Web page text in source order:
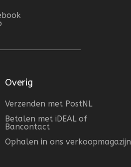
Overig
Verzenden met PostNL
Betalen met iDEAL of
Bancontact
Ophalen in ons verkoopmagazijn